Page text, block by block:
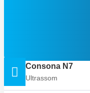
Consona N7
Ultrassom